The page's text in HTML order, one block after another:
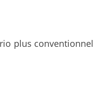
plus